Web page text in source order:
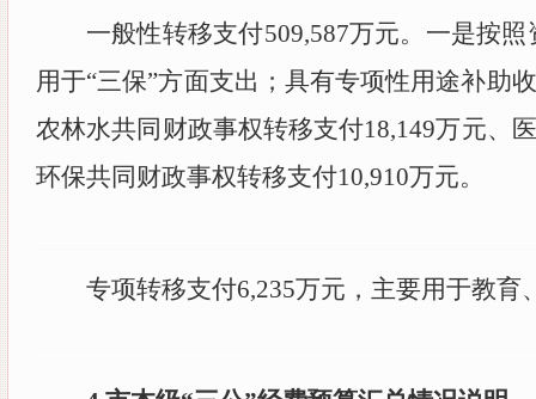
一般性转移支付509,587万元。一是按
用于“三保”方面支出；具有专项性用途补助
农林水共同财政事权转移支付18,149万元、
环保共同财政事权转移支付10,910万元。
专项转移支付6,235万元，主要用于教育